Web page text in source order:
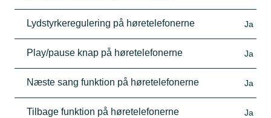
Lydstyrkeregulering på høretelefonerne Ja
Play/pause knap på høretelefonerne Ja
Næste sang funktion på høretelefonerne Ja
Tilbage funktion på høretelefonerne Ja